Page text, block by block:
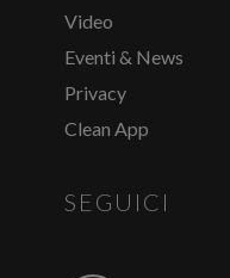
Video
Eventi & News
Privacy
Clean App
SEGUICI